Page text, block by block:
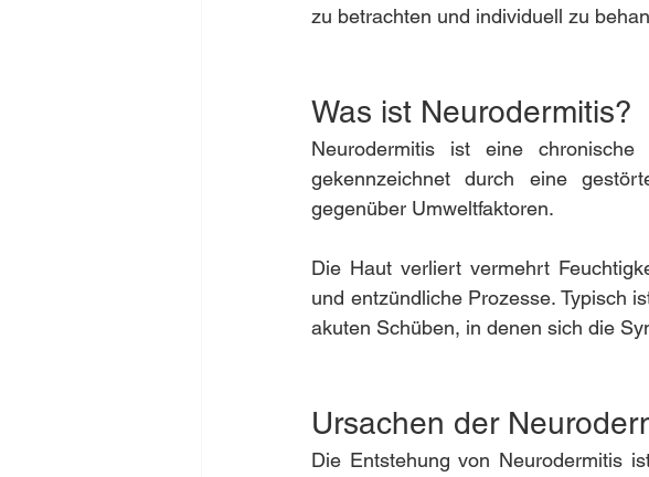
zu betrachten und individuell zu
Was ist Neurodermitis?
Neurodermitis ist eine
gekennzeichnet durch eine
gegenüber Umweltfaktoren.
Die Haut verliert vermehrt
und entzündliche Prozesse. Typisch
akuten Schüben, in denen sich die
Ursachen der
Die Entstehung von Neurodermitis